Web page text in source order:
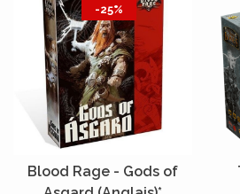
-25%
Blood Rage - Gods of